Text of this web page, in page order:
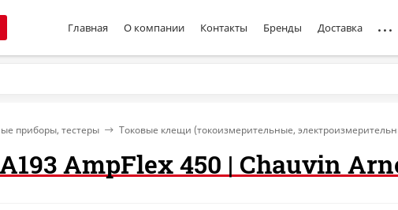
Главная О компании Контакты Бренды Доставка
приборы, тестеры Токовые клещи (токоизмерительные,
AmpFlex 450 | Chauvin